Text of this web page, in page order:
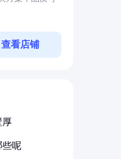
查看店铺
厚
些呢